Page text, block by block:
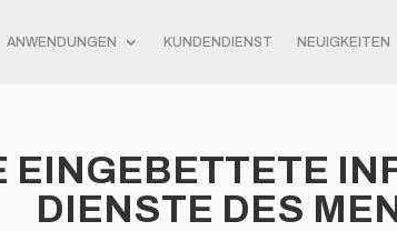
ANWENDUNGEN KUNDENDIENST NEUIGKEITEN
EINGEBETTETE
DIENSTE DES